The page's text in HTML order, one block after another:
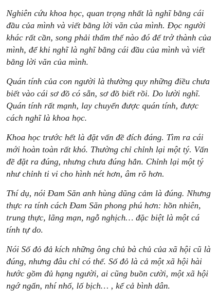
Nghiên cứu khoa học, quan trọng nhất là nghĩ bằng cái
đầu của mình và viết bằng lời văn của mình. Đọc người
khác rất cần, song phải thấm thế nào đó để trở thành của
mình, để khi nghĩ là nghĩ bằng cái đầu của mình và viết
bằng lời văn của mình.
Quán tính của con người là thường quy những điều chưa
biết vào cái sơ đồ có sẵn, sơ đồ biết rồi. Do lười nghĩ.
Quán tính rất mạnh, lay chuyển được quán tính, được
cách nghĩ là khoa học.
Khoa học trước hết là đặt vấn đề đích đáng. Tìm ra cái
mới hoàn toàn rất khó. Thường chỉ chỉnh lại một tý. Vấn
đề đặt ra đúng, nhưng chưa đúng hẳn. Chỉnh lại một tý
như chỉnh ti vi cho hình nét hơn, âm rõ hơn.
Thí dụ, nói Đam Săn anh hùng dũng cảm là đúng. Nhưng
thực ra tính cách Đam Săn phong phú hơn: hồn nhiên,
trung thực, lãng mạn, ngỗ nghịch… đặc biệt là một cá
tính tự do.
Nói Số đỏ đả kích những ông chủ bà chủ của xã hội cũ là
đúng, nhưng đâu chỉ có thế. Số đỏ là cả một xã hội hài
hước gồm đủ hạng người, ai cũng buồn cười, một xã hội
ngớ ngẩn, nhí nhố, lố bịch… , kể cả bình dân.